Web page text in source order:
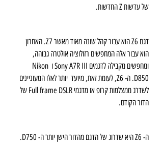
של עדשות Z החדשות.
דגם Z6 הוא עבור קהל שונה מאוד מאשר Z7. האחרון
הוא עבור אלה המחפשים רזולוציה אולטרה גבוהה,
ומחפשים מקבילה לדגמים Sony A7R III ו Nikon
D850. ה- Z6, לעומת זאת, מיועד  יותר לאלו המעוניינים
לשדרג ממצלמות קרופ או מדגמי Full frame DSLR של
הדור הקודם.
ה- Z6 היא שדרוג של הדגם מהדור הישן יותר ה- D750.